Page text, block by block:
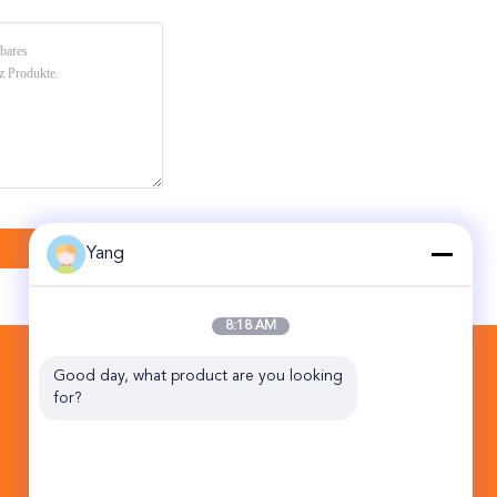
KONTAKT
Yang
8:18 AM
Good day, what product are you looking
for?